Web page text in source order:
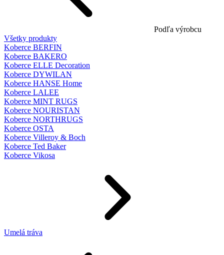
Podľa výrobcu
Všetky produkty
Koberce BERFIN
Koberce BAKERO
Koberce ELLE Decoration
Koberce DYWILAN
Koberce HANSE Home
Koberce LALEE
Koberce MINT RUGS
Koberce NOURISTAN
Koberce NORTHRUGS
Koberce OSTA
Koberce Villeroy & Boch
Koberce Ted Baker
Koberce Vikosa
Umelá tráva